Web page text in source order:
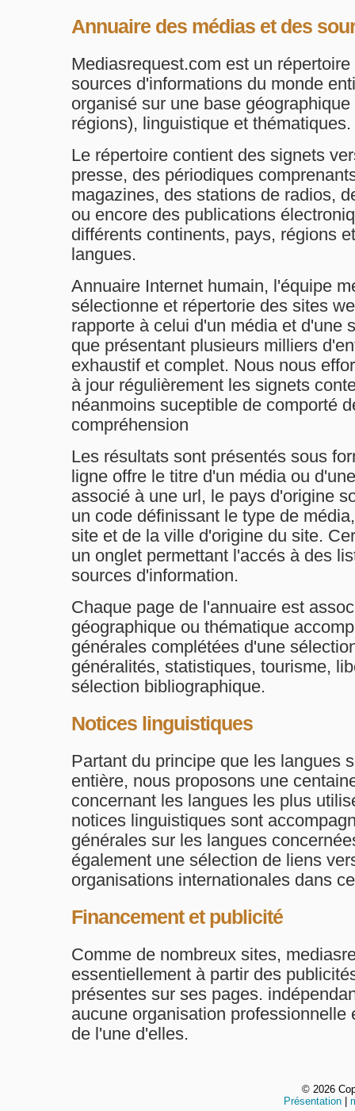
Annuaire des médias et des
Mediasrequest.com est un
sources d'informations du monde
organisé sur une base
régions), linguistique et thématiques.
Le répertoire contient des signets
presse, des périodiques
magazines, des stations de radios,
ou encore des publications
différents continents, pays, régions
langues.
Annuaire Internet humain, l'équipe
sélectionne et répertorie des sites
rapporte à celui d'un média et d'une
que présentant plusieurs milliers
exhaustif et complet. Nous nous
à jour régulièrement les signets
néanmoins suceptible de comporté
compréhension
Les résultats sont présentés sous
ligne offre le titre d'un média ou
associé à une url, le pays d'origine
un code définissant le type de
site et de la ville d'origine du site.
un onglet permettant l'accés à des
sources d'information.
Chaque page de l'annuaire est
géographique ou thématique
générales complétées d'une
généralités, statistiques, tourisme,
sélection bibliographique.
Notices linguistiques
Partant du principe que les langues
entière, nous proposons une
concernant les langues les plus
notices linguistiques sont
générales sur les langues
également une sélection de liens
organisations internationales dans
Financement et publicité
Comme de nombreux sites,
essentiellement à partir des
présentes sur ses pages.
aucune organisation professionnelle
de l'une d'elles.
© 2026
Présentation